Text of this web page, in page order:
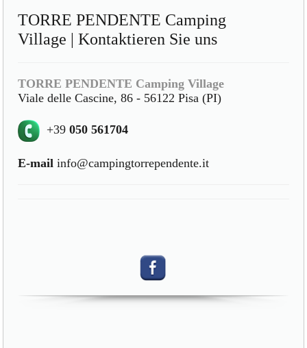
TORRE PENDENTE Camping
Village | Kontaktieren Sie uns
TORRE PENDENTE Camping Village
Viale delle Cascine, 86 - 56122 Pisa (PI)
+39050 561704
E-mail info@campingtorrependente.it